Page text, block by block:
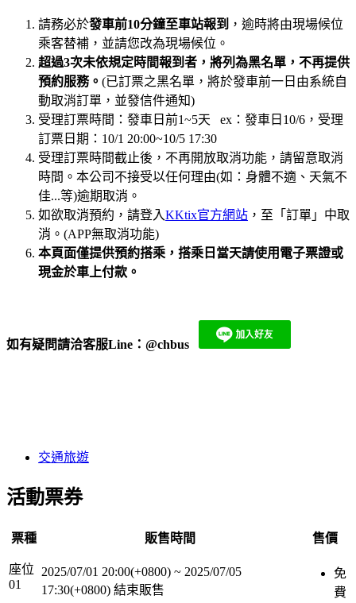
請務必於發車前10分鐘至車站報到 ，逾時將由現場候位
乘客替補，並請您改為現場候位。
超過3次未依規定時間報到者，將列為黑名單，不再提供
預約服務。 (已訂票之黑名單，將於發車前一日由系統自
動取消訂單，並發信件通知)
受理訂票時間：發車日前1~5天 ex：發車日10/6，受理
訂票日期：10/1 20:00~10/5 17:30
受理訂票時間截止後，不再開放取消功能，請留意取消
時間。本公司不接受以任何理由(如：身體不適、天氣不
佳...等)逾期取消。
如欲取消預約，請登入KKtix官方網站 ，至「訂單」中取
消。(APP無取消功能)
本頁面僅提供預約搭乘，搭乘日當天請使用電子票證或
現金於車上付款。
如有疑問請洽客服Line： @chbus
交通旅遊
活動票券
票種 販售時間 售價
座位
01
2025/07/01 20:00(+0800) ~ 2025/07/05
17:30(+0800) 結束販售
免
費